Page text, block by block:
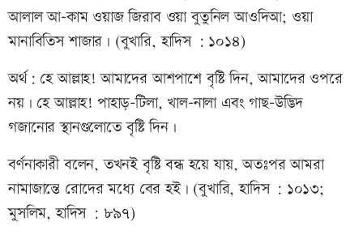
আলাল আ-কাম ওয়াজ জিরাব ওয়া বুতুনিল আওদিআ; ওয়া
মানাবিতিস শাজার। (বুখারি, হাদিস : ১০১৪)
অর্থ: হে আল্লাহ! আমাদের আশপাশে বৃষ্টি দিন, আমাদের ওপরে
নয়। হে আল্লাহ! পাহাড়-টিলা, খাল-নালা এবং গাছ-উদ্ভিদ
গজানোর স্থানগুলোতে বৃষ্টি দিন।
বর্ণনাকারী বলেন, তখনই বৃষ্টি বন্ধ হয়ে যায়, অতঃপর আমরা
নামাজান্তে রোদের মধ্যে বের হই। (বুখারি, হাদিস : ১০১৩;
মুসলিম, হাদিস : ৮৯৭)